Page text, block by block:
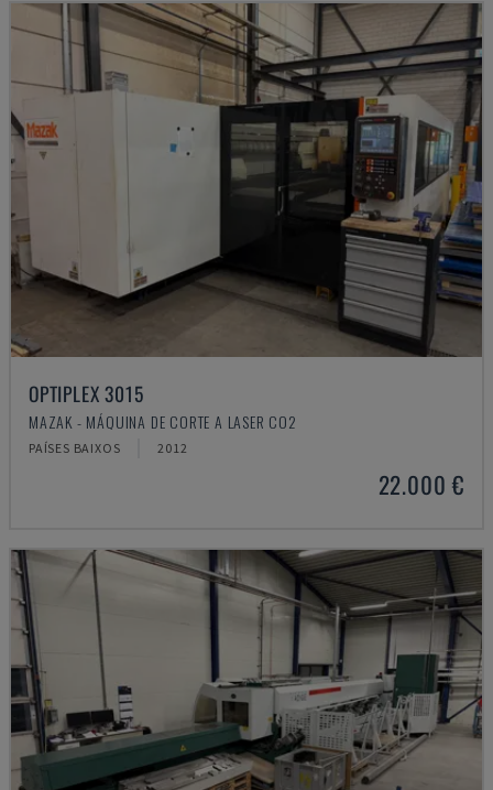
OPTIPLEX 3015
MAZAK - MÁQUINA DE CORTE A LASER CO2
PAÍSES BAIXOS 2012
22.000 €